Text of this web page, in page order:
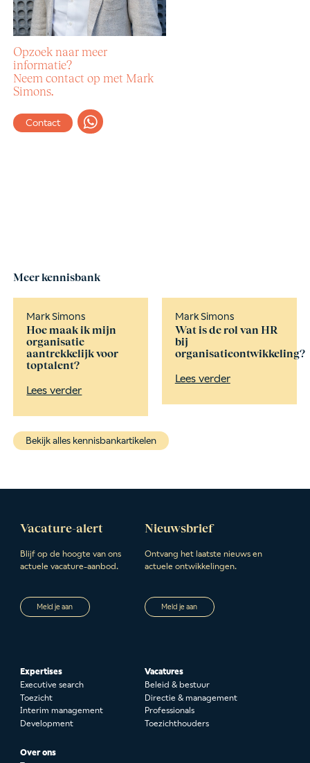
Opzoek naar meer
informatie?
Neem contact op met Mark
Simons.
Contact
Meer kennisbank
Mark Simons
Hoe maak ik mijn
organisatie
aantrekkelijk voor
toptalent?
Lees verder
Mark Simons
Wat is de rol van HR
bij
organisatieontwikkeling?
Lees verder
Bekijk alles kennisbankartikelen
Vacature-alert
Blijf op de hoogte van ons
actuele vacature-aanbod.
Meld je aan
Nieuwsbrief
Ontvang het laatste nieuws en
actuele ontwikkelingen.
Meld je aan
Expertises
Executive search
Toezicht
Interim management
Development
Vacatures
Beleid & bestuur
Directie & management
Professionals
Toezichthouders
Over ons